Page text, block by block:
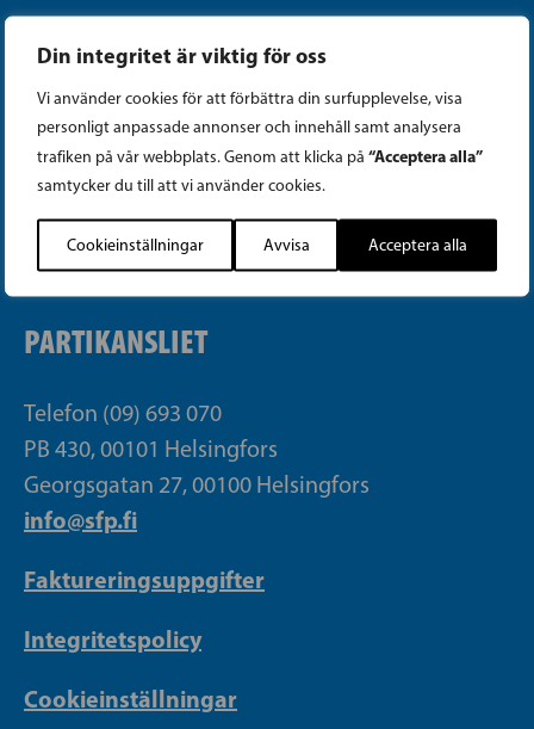
Din integritet är viktig för oss
Vi använder cookies för att förbättra din surfupplevelse, visa
personligt anpassade annonser och innehåll samt analysera
trafiken på vår webbplats. Genom att klicka på “Acceptera alla”
samtycker du till att vi använder cookies.
Cookieinställningar Avvisa Acceptera alla
Instagram
Facebook
Tiktok
PARTIKANSLIET
Telefon (09) 693 070
PB 430, 00101 Helsingfors
Georgsgatan 27, 00100 Helsingfors
info@sfp.fi
Faktureringsuppgifter
Integritetspolicy
Cookieinställningar